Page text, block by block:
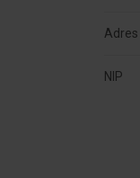
Adres
NIP